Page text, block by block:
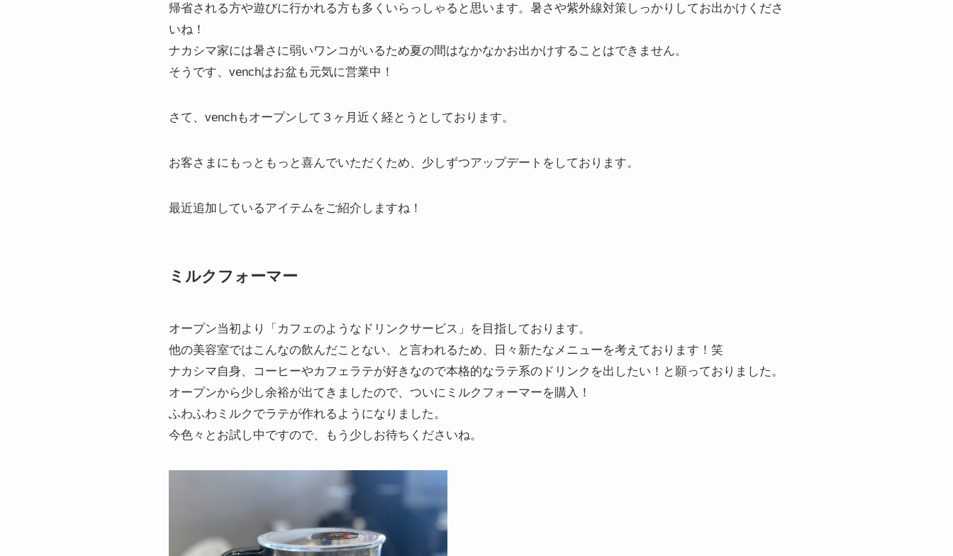
帰省される方や遊びに行かれる方も多くいらっしゃると思います。暑さや紫外線対策しっかりしてお出かけくださ
いね！
ナカシマ家には暑さに弱いワンコがいるため夏の間はなかなかお出かけすることはできません。
そうです、venchはお盆も元気に営業中！
さて、venchもオープンして３ヶ月近く経とうとしております。
お客さまにもっともっと喜んでいただくため、少しずつアップデートをしております。
最近追加しているアイテムをご紹介しますね！
ミルクフォーマー
オープン当初より「カフェのようなドリンクサービス」を目指しております。
他の美容室ではこんなの飲んだことない、と言われるため、日々新たなメニューを考えております！笑
ナカシマ自身、コーヒーやカフェラテが好きなので本格的なラテ系のドリンクを出したい！と願っておりました。
オープンから少し余裕が出てきましたので、ついにミルクフォーマーを購入！
ふわふわミルクでラテが作れるようになりました。
今色々とお試し中ですので、もう少しお待ちくださいね。